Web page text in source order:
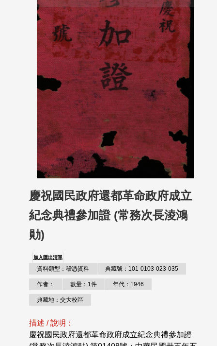
慶祝國民政府還都革命政府成立
紀念典禮參加證 (常務次長淩鴻
勛)
加入匯出清單
資料類型：稽憑資料 典藏號：101-0103-023-035
作者： 數量：1件 年代：1946
典藏地：交大校區
描述 / 說明：
慶祝國民政府還都革命政府成立紀念典禮參加證